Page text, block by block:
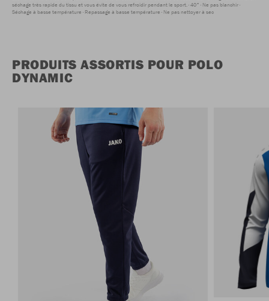
séchage très rapide du tissu et vous évite de vous refroidir pendant le sport. 40° Ne pas blanchir
Séchage à basse température Repassage à basse température Ne pas nettoyer à sec
PRODUITS ASSORTIS POUR POLO
DYNAMIC